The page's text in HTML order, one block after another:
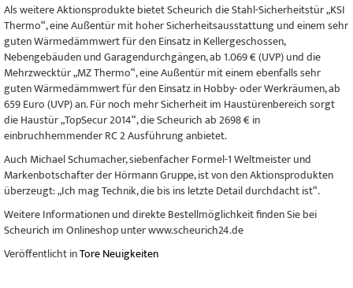
Als weitere Aktionsprodukte bietet Scheurich die Stahl-Sicherheitstür „KSI
Thermo“, eine Außentür mit hoher Sicherheitsausstattung und einem sehr
guten Wärmedämmwert für den Einsatz in Kellergeschossen,
Nebengebäuden und Garagendurchgängen, ab 1.069 € (UVP) und die
Mehrzwecktür „MZ Thermo“, eine Außentür mit einem ebenfalls sehr
guten Wärmedämmwert für den Einsatz in Hobby- oder Werkräumen, ab
659 Euro (UVP) an. Für noch mehr Sicherheit im Haustürenbereich sorgt
die Haustür „TopSecur 2014“, die Scheurich ab 2698 € in
einbruchhemmender RC 2 Ausführung anbietet.
Auch Michael Schumacher, siebenfacher Formel-1 Weltmeister und
Markenbotschafter der Hörmann Gruppe, ist von den Aktionsprodukten
überzeugt: „Ich mag Technik, die bis ins letzte Detail durchdacht ist“.
Weitere Informationen und direkte Bestellmöglichkeit finden Sie bei
Scheurich im Onlineshop unter www.scheurich24.de
Veröffentlicht inTore Neuigkeiten